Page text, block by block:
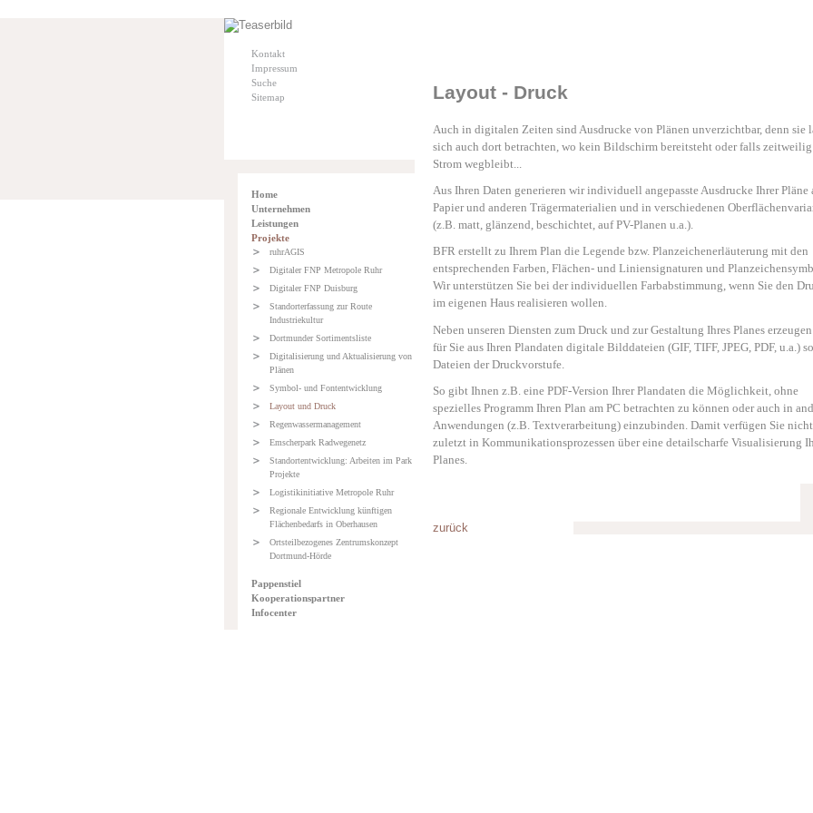
Layout - Druck
Auch in digitalen Zeiten sind Ausdrucke von Plänen unverzichtbar, denn sie
sich auch dort betrachten, wo kein Bildschirm bereitsteht oder falls
Strom wegbleibt...
Aus Ihren Daten generieren wir individuell angepasste Ausdrucke Ihrer Pläne
Papier und anderen Trägermaterialien und in verschiedenen
(z.B. matt, glänzend, beschichtet, auf PV-Planen u.a.).
BFR erstellt zu Ihrem Plan die Legende bzw. Planzeichenerläuterung mit den
entsprechenden Farben, Flächen- und Liniensignaturen und
Wir unterstützen Sie bei der individuellen Farbabstimmung, wenn Sie den
im eigenen Haus realisieren wollen.
Neben unseren Diensten zum Druck und zur Gestaltung Ihres Planes
für Sie aus Ihren Plandaten digitale Bilddateien (GIF, TIFF, JPEG, PDF, u.a.)
Dateien der Druckvorstufe.
So gibt Ihnen z.B. eine PDF-Version Ihrer Plandaten die Möglichkeit, ohne
spezielles Programm Ihren Plan am PC betrachten zu können oder auch in
Anwendungen (z.B. Textverarbeitung) einzubinden. Damit verfügen Sie nicht
zuletzt in Kommunikationsprozessen über eine detailscharfe Visualisierung
Planes.
zurück
Kontakt
Impressum
Suche
Sitemap
Home
Unternehmen
Leistungen
Projekte
ruhrAGIS
Digitaler FNP Metropole Ruhr
Digitaler FNP Duisburg
Standorterfassung zur Route
Industriekultur
Dortmunder Sortimentsliste
Digitalisierung und Aktualisierung von
Plänen
Symbol- und Fontentwicklung
Layout und Druck
Regenwassermanagement
Emscherpark Radwegenetz
Standortentwicklung: Arbeiten im Park
Projekte
Logistikinitiative Metropole Ruhr
Regionale Entwicklung künftigen
Flächenbedarfs in Oberhausen
Ortsteilbezogenes Zentrumskonzept
Dortmund-Hörde
Pappenstiel
Kooperationspartner
Infocenter